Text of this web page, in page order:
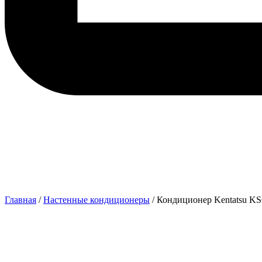
Главная /Настенные кондиционеры / Кондиционер Kentatsu